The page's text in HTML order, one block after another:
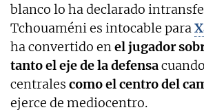
blanco lo ha declarado
Tchouaméni es intocable para
ha convertido enel jugador
tanto el eje de la defensa
centrales como el centro del
ejerce de mediocentro.